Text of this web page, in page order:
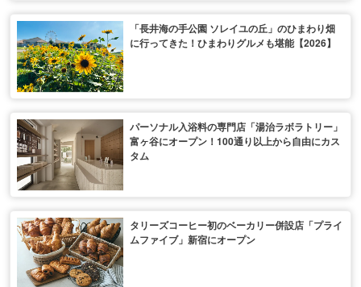
「長井海の手公園 ソレイユの丘」のひまわり畑
に行ってきた！ひまわりグルメも堪能【2026】
パーソナル入浴料の専門店「湯治ラボラトリー」
富ヶ谷にオープン！100通り以上から自由にカス
タム
タリーズコーヒー初のベーカリー併設店「プライ
ムファイブ」新宿にオープン